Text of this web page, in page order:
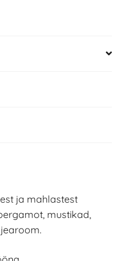
ja mahlastest
mustikad,